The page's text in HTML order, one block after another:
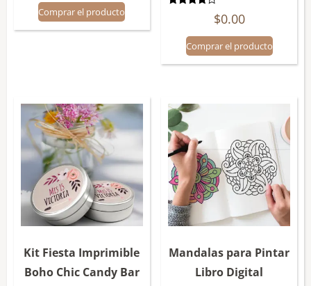
Comprar el producto
de 5
$0.00
Comprar el producto
Kit Fiesta Imprimible
Boho Chic Candy Bar
Mandalas para Pintar
Libro Digital